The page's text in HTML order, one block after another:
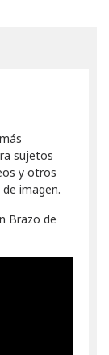
sujetos
y otros
imagen.
Brazo de